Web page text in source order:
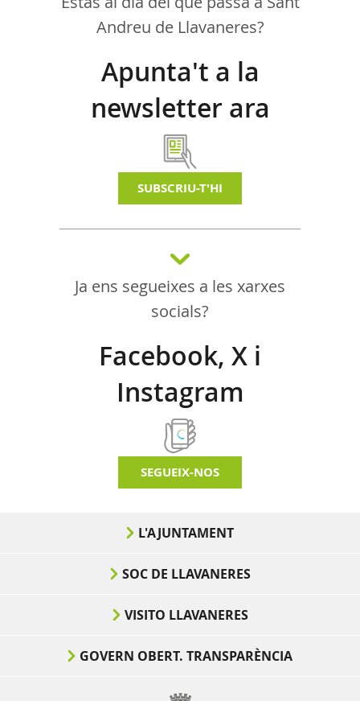
Andreu de Llavaneres?
Apunta't a la
newsletter ara
SUBSCRIU-T'HI
Ja ens segueixes a les xarxes
socials?
Facebook, X i
Instagram
SEGUEIX-NOS
L'AJUNTAMENT
SOC DE LLAVANERES
VISITO LLAVANERES
GOVERN OBERT. TRANSPARÈNCIA